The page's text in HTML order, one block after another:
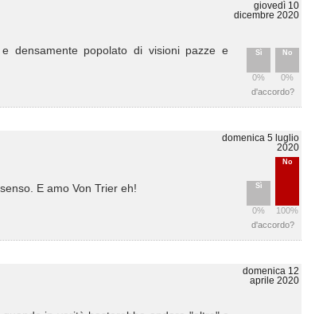
giovedì 10
dicembre 2020
Sì
0%
No
0%
densamente popolato di visioni pazze e
d'accordo?
domenica 5 luglio
2020
Sì
0%
No
100%
E amo Von Trier eh!
d'accordo?
domenica 12
aprile 2020